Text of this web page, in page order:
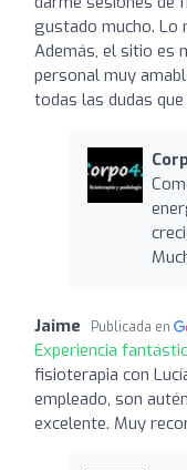
gustado mucho. Lo
Además, el sitio es
personal muy
todas las dudas que
Jaime Publicada en
Experiencia
fisioterapia con
empleado, son
excelente. Muy